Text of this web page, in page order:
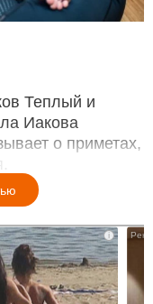
Теплый и
Иакова
о приметах,
i